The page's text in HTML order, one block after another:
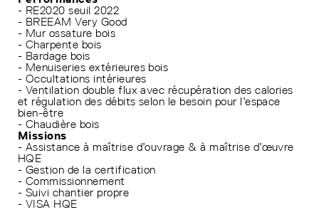
- RE2020 seuil 2022
- BREEAM Very Good
- Mur ossature bois
- Charpente bois
- Bardage bois
- Menuiseries extérieures bois
- Occultations intérieures
- Ventilation double flux avec récupération des calories
et régulation des débits selon le besoin pour l’espace
bien-être
- Chaudière bois
Missions
- Assistance à maîtrise d’ouvrage & à maîtrise d’œuvre
HQE
- Gestion de la certification
- Commissionnement
- Suivi chantier propre
- VISA HQE